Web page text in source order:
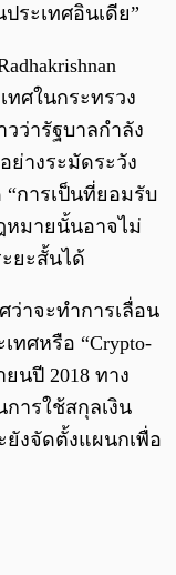
ระเทศอินเดีย”
ทศในกระทรวง
วว่ารัฐบาลกำลัง
ย่างระมัดระวัง
“การเป็นที่ยอมรับ
มายนั้นอาจไม่
ยะสั้นได้
ว่าจะทำการเลื่อน
ศหรือ “Crypto-
ยนปี 2018 ทาง
ารใช้สกุลเงิน
ยังจัดตั้งแผนกเพื่อ